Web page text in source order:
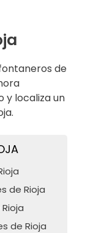
de
y localiza un
de Rioja
de Rioja